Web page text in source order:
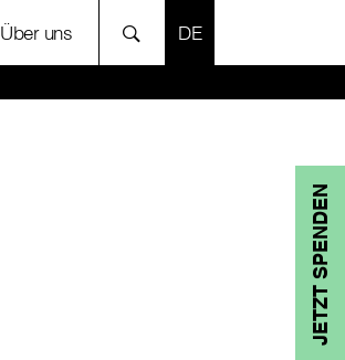
Über uns SPRACHE
JETZT SPENDEN